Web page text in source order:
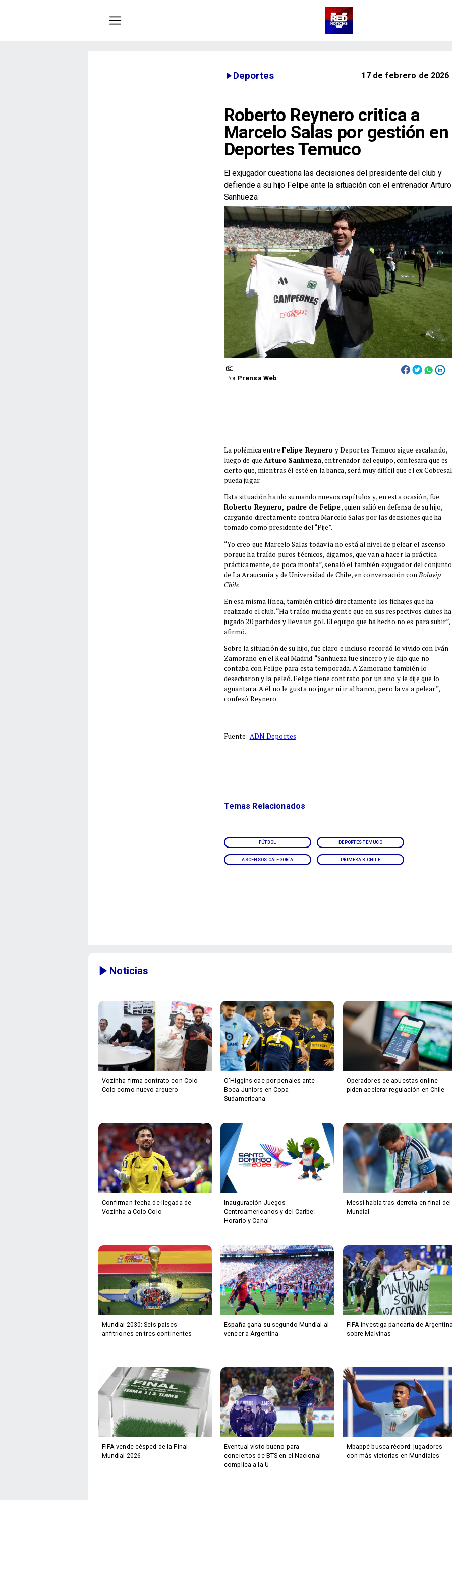
Deportes 17 de febrero de 2026
Roberto Reynero critica a
Marcelo Salas por gestión en
Deportes Temuco
El exjugador cuestiona las decisiones del presidente del club y
defiende a su hijo Felipe ante la situación con el entrenador Arturo
Sanhueza.
Por Prensa Web
La polémica entre Felipe Reynero y Deportes Temuco sigue escalando,
luego de queArturo Sanhueza, entrenador del equipo, confesara que es
cierto que, mientras él esté en la banca, será muy difícil que el ex Cobresal
pueda jugar.
Esta situación ha ido sumando nuevos capítulos y, en esta ocasión, fue
Roberto Reynero, padre de Felipe, quien salió en defensa de su hijo,
cargando directamente contra Marcelo Salas por las decisiones que ha
tomado como presidente del “Pije”.
“Yo creo que Marcelo Salas todavía no está al nivel de pelear el ascenso
porque ha traído puros técnicos, digamos, que van a hacer la práctica
prácticamente, de poca monta”, señaló el también exjugador del conjunto
de La Araucanía y de Universidad de Chile, en conversación con Bolavip
Chile.
En esa misma línea, también criticó directamente los fichajes que ha
realizado el club. “Ha traído mucha gente que en sus respectivos clubes ha
jugado 20 partidos y lleva un gol. El equipo que ha hecho no es para subir”,
afirmó.
Sobre la situación de su hijo, fue claro e incluso recordó lo vivido con Iván
Zamorano en el Real Madrid. “Sanhueza fue sincero y le dijo que no
contaba con Felipe para esta temporada. A Zamorano también lo
desecharon y la peleó. Felipe tiene contrato por un año y le dije que lo
aguantara. A él no le gusta no jugar ni ir al banco, pero la va a pelear”,
confesó Reynero.
Fuente: ADN Deportes
FÚTBOL DEPORTES TEMUCO
ASCENSOS CATEGORÍA PRIMERA B CHILE
Temas Relacionados
Noticias
Vozinha firma contrato con Colo
Colo como nuevo arquero
O'Higgins cae por penales ante
Boca Juniors en Copa
Sudamericana
Operadores de apuestas online
piden acelerar regulación en Chile
Confirman fecha de llegada de
Vozinha a Colo Colo
Inauguración Juegos
Centroamericanos y del Caribe:
Horario y Canal
Messi habla tras derrota en final del
Mundial
Mundial 2030: Seis países
anfitriones en tres continentes
España gana su segundo Mundial al
vencer a Argentina
FIFA investiga pancarta de
sobre Malvinas
FIFA vende césped de la Final
Mundial 2026
Eventual visto bueno para
conciertos de BTS en el Nacional
complica a la U
Mbappé busca récord: jugadores
con más victorias en Mundiales